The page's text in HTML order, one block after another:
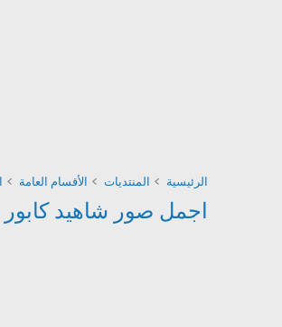
الرئيسية المنتديات الأقسام العامة
اجمل صور شاهيد كابور ,